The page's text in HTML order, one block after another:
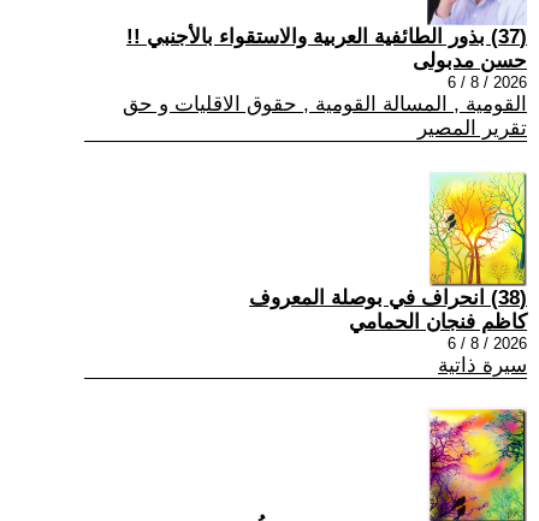
(37) بذور الطائفية العربية والاستقواء بالأجنبي !!
حسن مدبولى
2026 / 8 / 6
القومية , المسالة القومية , حقوق الاقليات و حق
تقرير المصير
(38) انحراف في بوصلة المعروف
كاظم فنجان الحمامي
2026 / 8 / 6
سيرة ذاتية